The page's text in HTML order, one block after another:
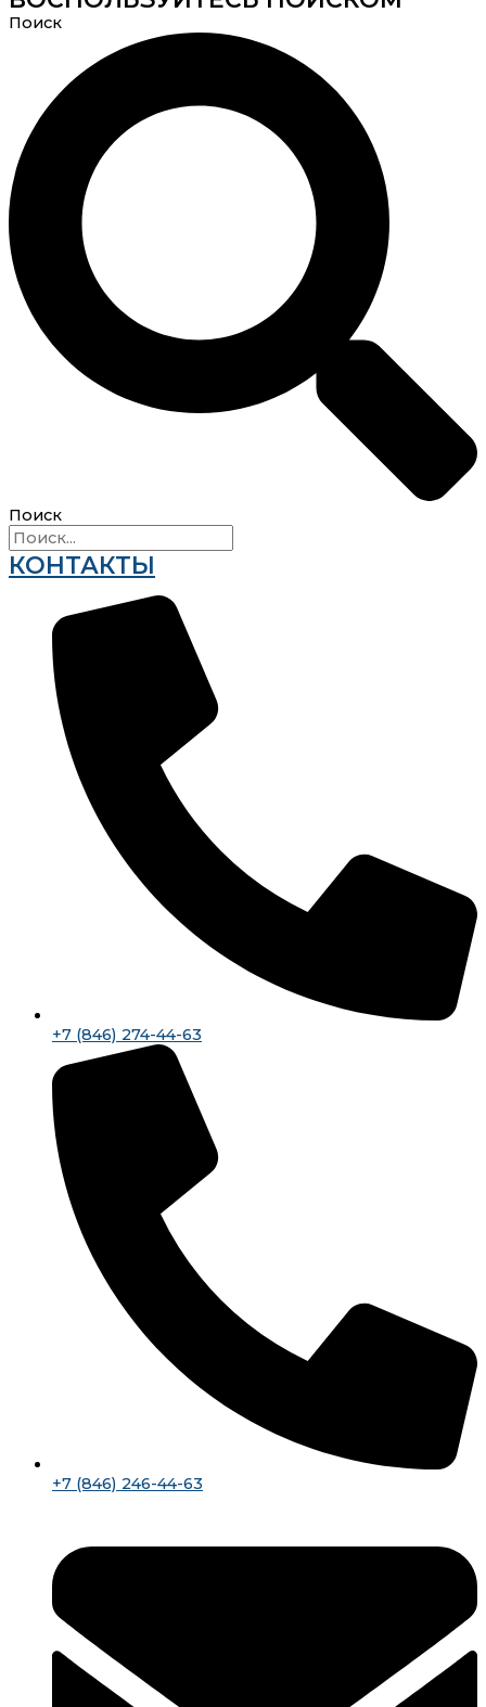
Поиск
Поиск
КОНТАКТЫ
+7 (846) 274-44-63
+7 (846) 246-44-63